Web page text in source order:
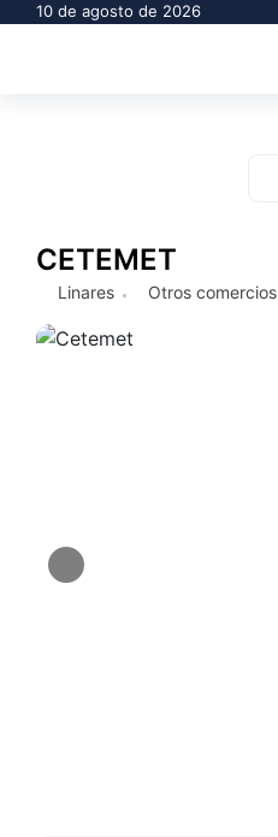
10 de agosto de 2026
CETEMET
Linares Otros comercios